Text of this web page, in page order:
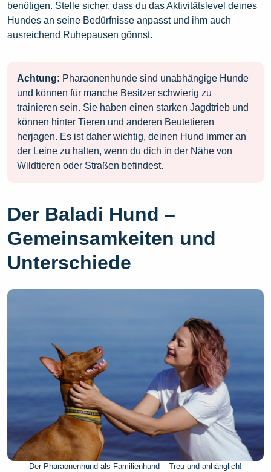
benötigen. Stelle sicher, dass du das Aktivitätslevel deines
Hundes an seine Bedürfnisse anpasst und ihm auch
ausreichend Ruhepausen gönnst.
Achtung: Pharaonenhunde sind unabhängige Hunde
und können für manche Besitzer schwierig zu
trainieren sein. Sie haben einen starken Jagdtrieb und
können hinter Tieren und anderen Beutetieren
herjagen. Es ist daher wichtig, deinen Hund immer an
der Leine zu halten, wenn du dich in der Nähe von
Wildtieren oder Straßen befindest.
Der Baladi Hund –
Gemeinsamkeiten und
Unterschiede
Der Pharaonenhund als Familienhund – Treu und anhänglich!